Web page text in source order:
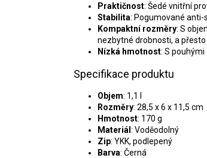
Praktičnost: Šedé vnitřní
Stabilita: Pogumované anti-
Kompaktní rozměry: S
nezbytné drobnosti, a přesto
Nízká hmotnost: S pouhými
Specifikace produktu
Objem: 1,1 l
Rozměry: 28,5 x 6 x 11,5 cm
Hmotnost: 170 g
Materiál : Voděodolný
Zip: YKK, podlepený
Barva: Černá